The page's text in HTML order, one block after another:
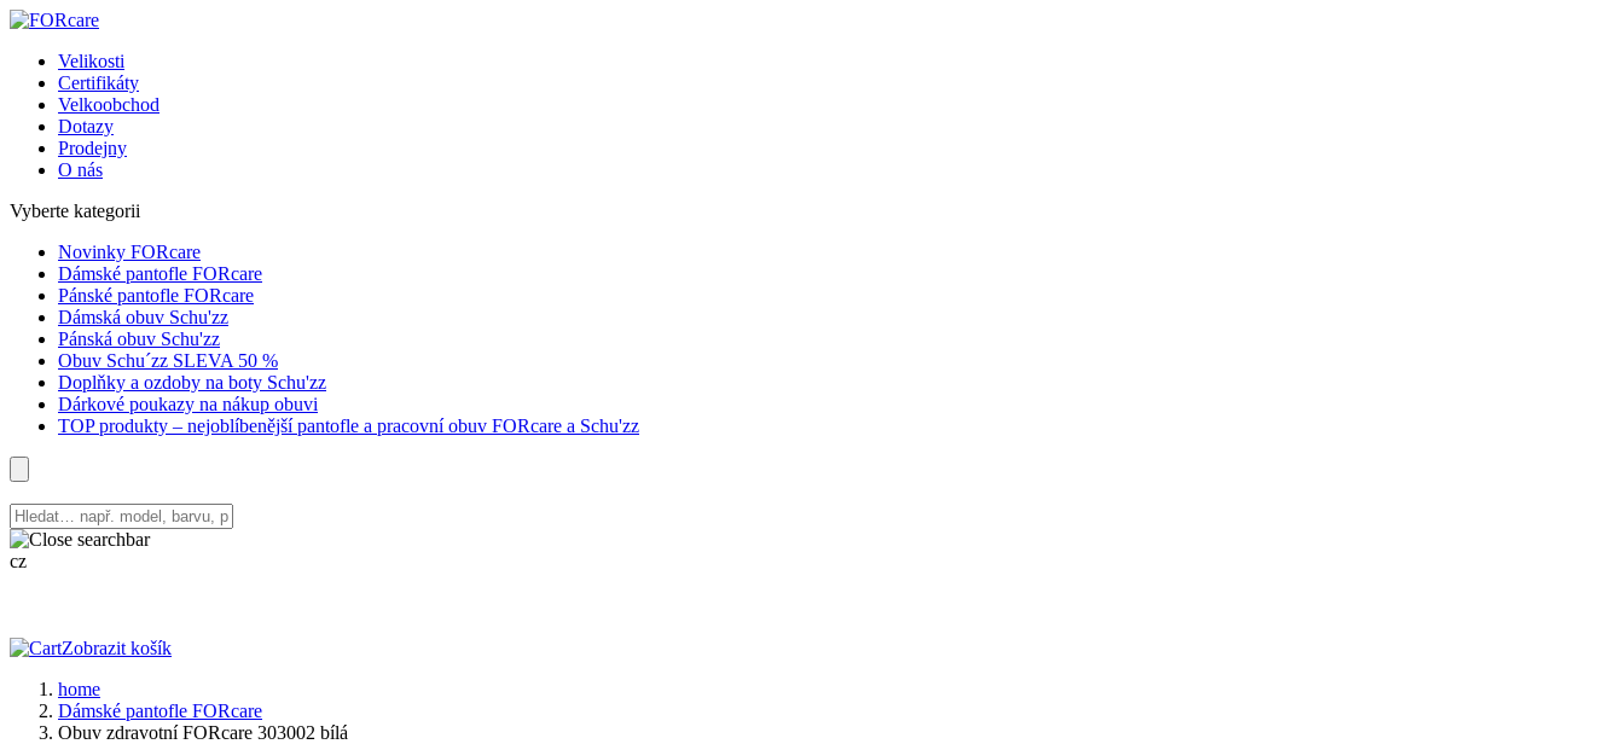
Velikosti
Certifikáty
Velkoobchod
Dotazy
Prodejny
O nás
Vyberte kategorii
Novinky FORcare
Dámské pantofle FORcare
Pánské pantofle FORcare
Dámská obuv Schu'zz
Pánská obuv Schu'zz
Obuv Schu´zz SLEVA 50 %
Doplňky a ozdoby na boty Schu'zz
Dárkové poukazy na nákup obuvi
TOP produkty – nejoblíbenější pantofle a pracovní obuv FORcare a Schu'zz
cz
Zobrazit košík
home
Dámské pantofle FORcare
Obuv zdravotní FORcare 303002 bílá